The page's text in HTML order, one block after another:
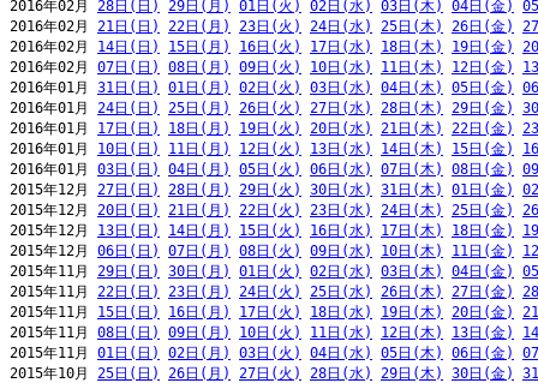
2016年02月 28日(日) 29日(月) 01日(火) 02日(水) 03日(木) 04日(金)
2016年02月 21日(日) 22日(月) 23日(火) 24日(水) 25日(木) 26日(金)
2016年02月 14日(日) 15日(月) 16日(火) 17日(水) 18日(木) 19日(金)
2016年02月 07日(日) 08日(月) 09日(火) 10日(水) 11日(木) 12日(金)
2016年01月 31日(日) 01日(月) 02日(火) 03日(水) 04日(木) 05日(金)
2016年01月 24日(日) 25日(月) 26日(火) 27日(水) 28日(木) 29日(金)
2016年01月 17日(日) 18日(月) 19日(火) 20日(水) 21日(木) 22日(金)
2016年01月 10日(日) 11日(月) 12日(火) 13日(水) 14日(木) 15日(金)
2016年01月 03日(日) 04日(月) 05日(火) 06日(水) 07日(木) 08日(金)
2015年12月 27日(日) 28日(月) 29日(火) 30日(水) 31日(木) 01日(金)
2015年12月 20日(日) 21日(月) 22日(火) 23日(水) 24日(木) 25日(金)
2015年12月 13日(日) 14日(月) 15日(火) 16日(水) 17日(木) 18日(金)
2015年12月 06日(日) 07日(月) 08日(火) 09日(水) 10日(木) 11日(金)
2015年11月 29日(日) 30日(月) 01日(火) 02日(水) 03日(木) 04日(金)
2015年11月 22日(日) 23日(月) 24日(火) 25日(水) 26日(木) 27日(金)
2015年11月 15日(日) 16日(月) 17日(火) 18日(水) 19日(木) 20日(金)
2015年11月 08日(日) 09日(月) 10日(火) 11日(水) 12日(木) 13日(金)
2015年11月 01日(日) 02日(月) 03日(火) 04日(水) 05日(木) 06日(金)
2015年10月 25日(日) 26日(月) 27日(火) 28日(水) 29日(木) 30日(金)